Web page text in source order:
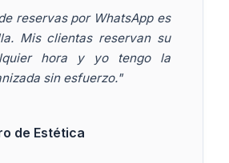
reservas por WhatsApp es
Mis clientas reservan su
hora y yo tengo la
sin esfuerzo."
de Estética